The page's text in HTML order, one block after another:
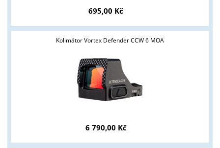
695,00 Kč
Kolimátor Vortex Defender CCW 6 MOA
6 790,00 Kč
Tyto stránky jsou určeny pouze odborné veřejnosti od 18 let a
podnikatelům v oblasti zbraně a střelivo. Splňujete tyto
podmínky?
ANO